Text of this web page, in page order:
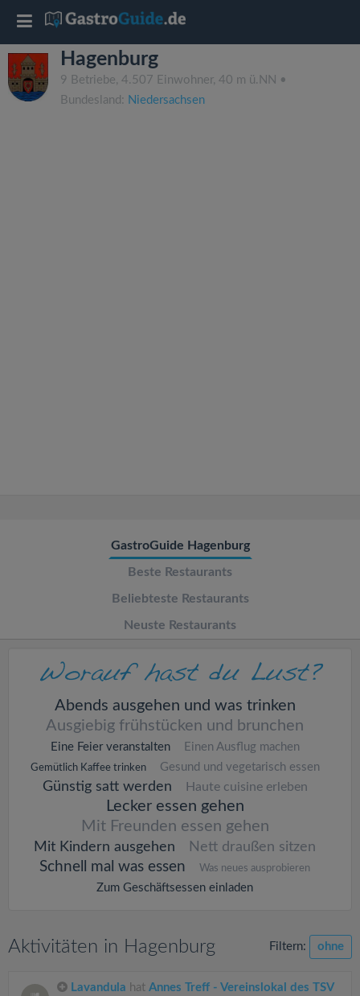
Hagenburg
9 Betriebe, 4.507 Einwohner, 40 m ü.NN •
Bundesland: Niedersachsen
GastroGuide Hagenburg
Beste Restaurants
Beliebteste Restaurants
Neuste Restaurants
Abends ausgehen und was trinken
Ausgiebig frühstücken und brunchen
Eine Feier veranstalten Einen Ausflug machen
Gemütlich Kaffee trinken Gesund und vegetarisch essen
Günstig satt werden Haute cuisine erleben
Lecker essen gehen
Mit Freunden essen gehen
Mit Kindern ausgehen Nett draußen sitzen
Schnell mal was essen Was neues ausprobieren
Zum Geschäftsessen einladen
Aktivitäten in Hagenburg Filtern: ohne
Lavandula hat Annes Treff - Vereinslokal des TSV
T
o
g